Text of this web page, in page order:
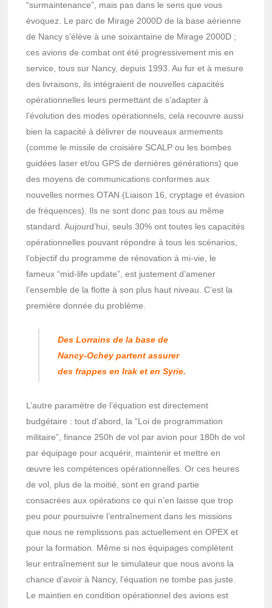
“surmaintenance”, mais pas dans le sens que vous
évoquez. Le parc de Mirage 2000D de la base aérienne
de Nancy s’élève à une soixantaine de Mirage 2000D ;
ces avions de combat ont été progressivement mis en
service, tous sur Nancy, depuis 1993. Au fur et à mesure
des livraisons, ils intégraient de nouvelles capacités
opérationnelles leurs permettant de s’adapter à
l’évolution des modes opérationnels, cela recouvre aussi
bien la capacité à délivrer de nouveaux armements
(comme le missile de croisière SCALP ou les bombes
guidées laser et/ou GPS de dernières générations) que
des moyens de communications conformes aux
nouvelles normes OTAN (Liaison 16, cryptage et évasion
de fréquences). Ils ne sont donc pas tous au même
standard. Aujourd’hui, seuls 30% ont toutes les capacités
opérationnelles pouvant répondre à tous les scénarios,
l’objectif du programme de rénovation à mi-vie, le
fameux “mid-life update”, est justement d’amener
l’ensemble de la flotte à son plus haut niveau. C’est la
première donnée du problème.
Des Lorrains de la base de
Nancy-Ochey partent assurer
des frappes en Irak et en Syrie.
L’autre paramètre de l’équation est directement
budgétaire : tout d’abord, la “Loi de programmation
militaire”, finance 250h de vol par avion pour 180h de vol
par équipage pour acquérir, maintenir et mettre en
œuvre les compétences opérationnelles. Or ces heures
de vol, plus de la moitié, sont en grand partie
consacrées aux opérations ce qui n’en laisse que trop
peu pour poursuivre l’entraînement dans les missions
que nous ne remplissons pas actuellement en OPEX et
pour la formation. Même si nos équipages complètent
leur entraînement sur le simulateur que nous avons la
chance d’avoir à Nancy, l’équation ne tombe pas juste.
Le maintien en condition opérationnel des avions est